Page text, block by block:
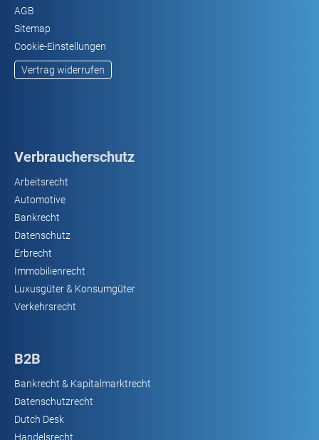
AGB
Sitemap
Cookie-Einstellungen
Vertrag widerrufen
Verbraucherschutz
Arbeitsrecht
Automotive
Bankrecht
Datenschutz
Erbrecht
Immobilienrecht
Luxusgüter & Konsumgüter
Verkehrsrecht
B2B
Bankrecht & Kapitalmarktrecht
Datenschutzrecht
Dutch Desk
Handelsrecht